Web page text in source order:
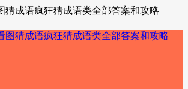
猜成语疯狂猜成语类全部答案和攻略